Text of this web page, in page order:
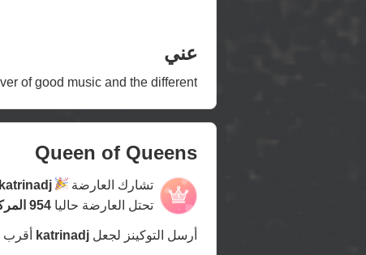
عني
of good music and the different
Queen of Queens
تشارك العارضة katrinadj
تحتل العارضة حاليا 954 المركز
أرسل التوكينز لجعل katrinadj أقرب